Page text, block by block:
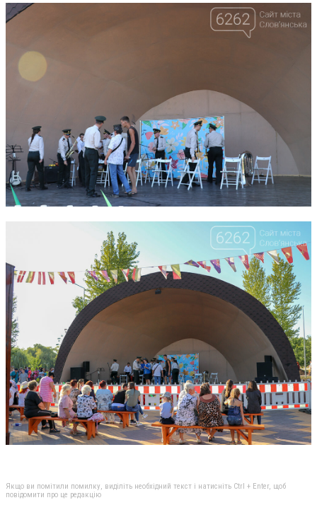
Якщо ви помітили помилку, виділіть необхідний текст і натисніть Ctrl + Enter, щоб
повідомити про це редакцію